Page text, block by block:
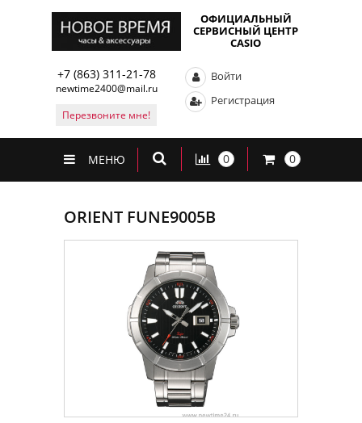
ОФИЦИАЛЬНЫЙ
СЕРВИСНЫЙ ЦЕНТР
CASIO
+7 (863) 311-21-78
newtime2400@mail.ru
Перезвоните мне!
Войти
Регистрация
МЕНЮ 0 0
ORIENT FUNE9005B